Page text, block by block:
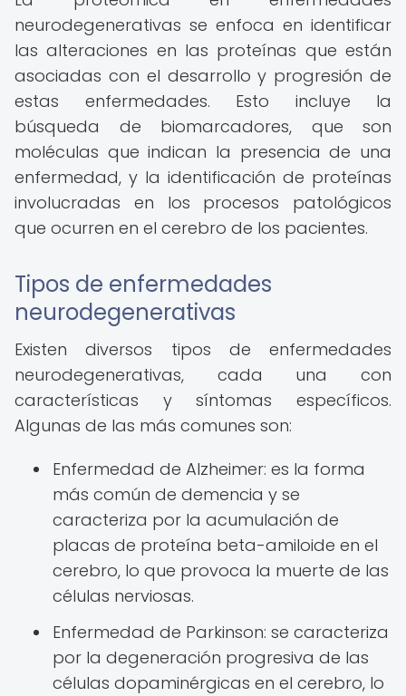
neurodegenerativas se enfoca en identificar
las alteraciones en las proteínas que están
asociadas con el desarrollo y progresión de
estas enfermedades. Esto incluye la
búsqueda de biomarcadores, que son
moléculas que indican la presencia de una
enfermedad, y la identificación de proteínas
involucradas en los procesos patológicos
que ocurren en el cerebro de los pacientes.
Tipos de enfermedades
neurodegenerativas
Existen diversos tipos de enfermedades
neurodegenerativas, cada una con
características y síntomas específicos.
Algunas de las más comunes son:
Enfermedad de Alzheimer: es la forma
más común de demencia y se
caracteriza por la acumulación de
placas de proteína beta-amiloide en el
cerebro, lo que provoca la muerte de las
células nerviosas.
Enfermedad de Parkinson: se caracteriza
por la degeneración progresiva de las
células dopaminérgicas en el cerebro, lo